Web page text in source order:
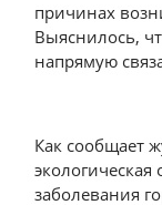
причинах
Выяснилось,
напрямую
Как сообщает
экологическая
заболевания